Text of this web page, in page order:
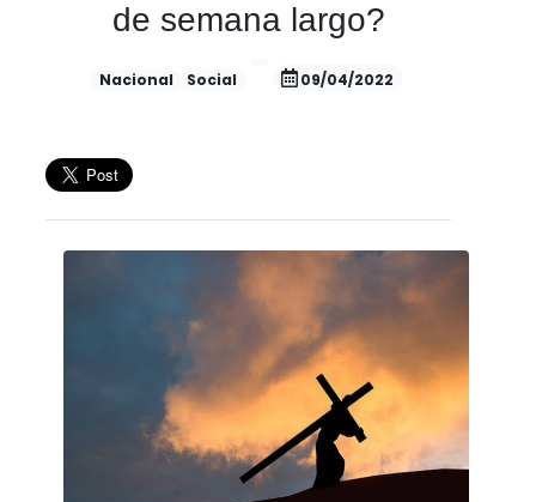
de semana largo?
Nacional Social 09/04/2022